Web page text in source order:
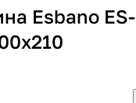
Esbano ES-